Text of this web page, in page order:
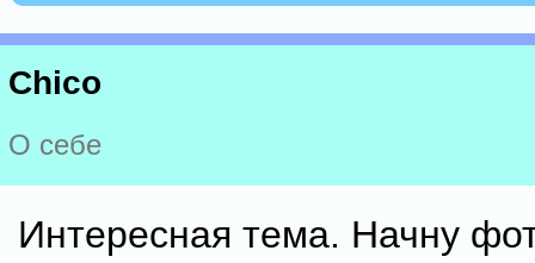
Chico
О себе
Интересная тема. Начну